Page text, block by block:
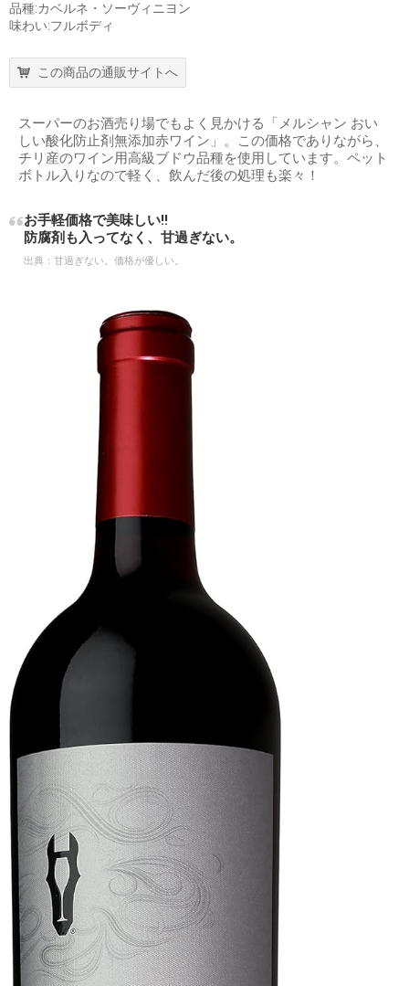
品種:カベルネ・ソーヴィニヨン
味わい:フルボディ
この商品の通販サイトへ
スーパーのお酒売り場でもよく見かける「メルシャン おい
しい酸化防止剤無添加赤ワイン」。この価格でありながら、
チリ産のワイン用高級ブドウ品種を使用しています。ペット
ボトル入りなので軽く、飲んだ後の処理も楽々！
お手軽価格で美味しい‼
防腐剤も入ってなく、甘過ぎない。
出典： 甘過ぎない。価格が優しい。